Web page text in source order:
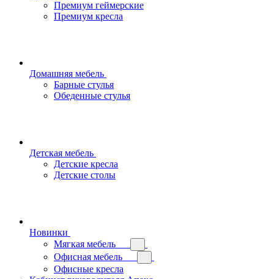
Премиум геймерские
Премиум кресла
Домашняя мебель
Барные стулья
Обеденные стулья
Детская мебель
Детские кресла
Детские столы
Новинки
Мягкая мебель
Офисная мебель
Офисные кресла